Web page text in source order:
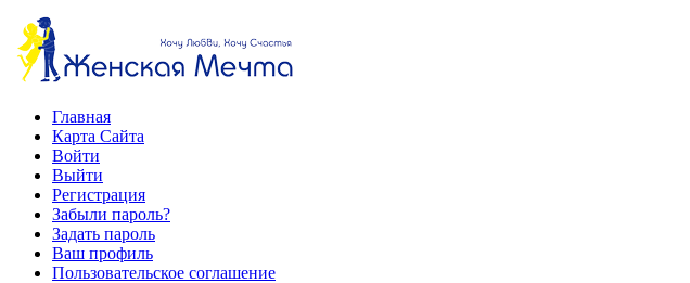
Главная
Карта Сайта
Войти
Выйти
Регистрация
Забыли пароль?
Задать пароль
Ваш профиль
Пользовательское соглашение